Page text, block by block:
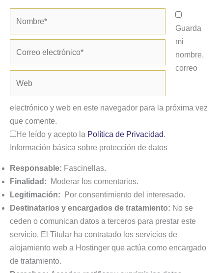
Guarda
mi
nombre,
correo
electrónico y web en este navegador para la próxima vez
que comente.
He leído y acepto la Política de Privacidad.
Información básica sobre protección de datos
Responsable: Fascinellas.
Finalidad: Moderar los comentarios.
Legitimación: Por consentimiento del interesado.
Destinatarios y encargados de tratamiento: No se
ceden o comunican datos a terceros para prestar este
servicio. El Titular ha contratado los servicios de
alojamiento web a Hostinger que actúa como encargado
de tratamiento.